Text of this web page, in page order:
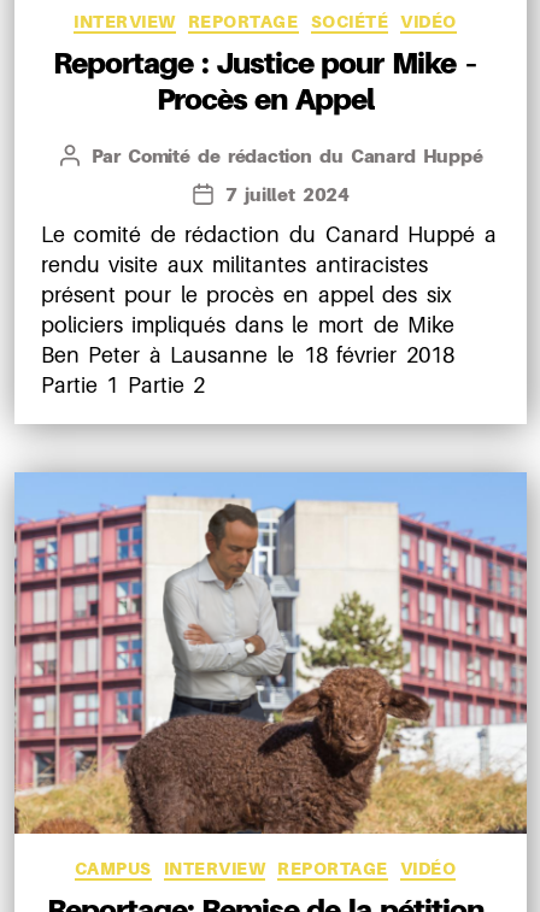
Catégories
INTERVIEW REPORTAGE SOCIÉTÉ VIDÉO
Reportage : Justice pour Mike –
Procès en Appel
Auteur
Par Comité de rédaction du Canard Huppé
Date
de
l’article
7 juillet 2024
Le comité de rédaction du Canard Huppé a
rendu visite aux militantes antiracistes
présent pour le procès en appel des six
policiers impliqués dans le mort de Mike
Ben Peter à Lausanne le 18 février 2018
Partie 1 Partie 2
Catégories
CAMPUS INTERVIEW REPORTAGE VIDÉO